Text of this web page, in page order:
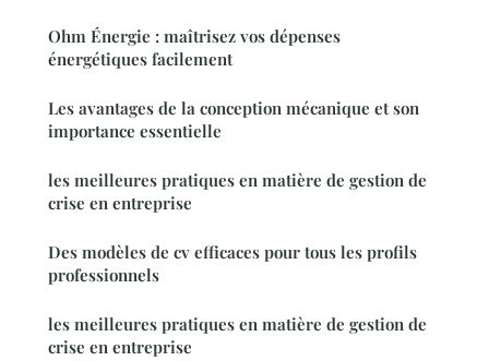
Ohm Énergie : maîtrisez vos dépenses
énergétiques facilement
Les avantages de la conception mécanique et son
importance essentielle
les meilleures pratiques en matière de gestion de
crise en entreprise
Des modèles de cv efficaces pour tous les profils
professionnels
les meilleures pratiques en matière de gestion de
crise en entreprise